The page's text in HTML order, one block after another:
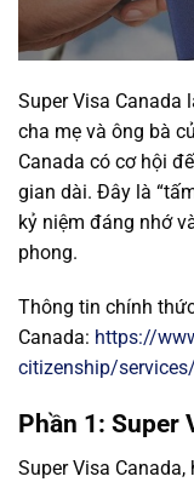
Super Visa Canada
cha mẹ và ông bà
Canada có cơ hội
gian dài. Đây là
kỷ niệm đáng nhớ
phong.
Thông tin chính
Canada: https://
citizenship/
Phần 1: Super
Super Visa